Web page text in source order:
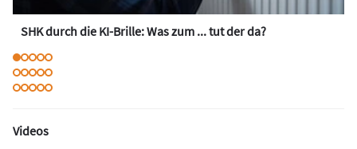
SHK durch die KI-Brille: Was zum ... tut der da?
Videos